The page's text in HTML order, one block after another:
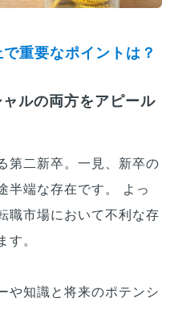
重要なポイントは？
ルの両方をアピール
第二新卒。一見、新卒の
半端な存在です。 よっ
職市場において不利な存
す。
や知識と将来のポテンシ